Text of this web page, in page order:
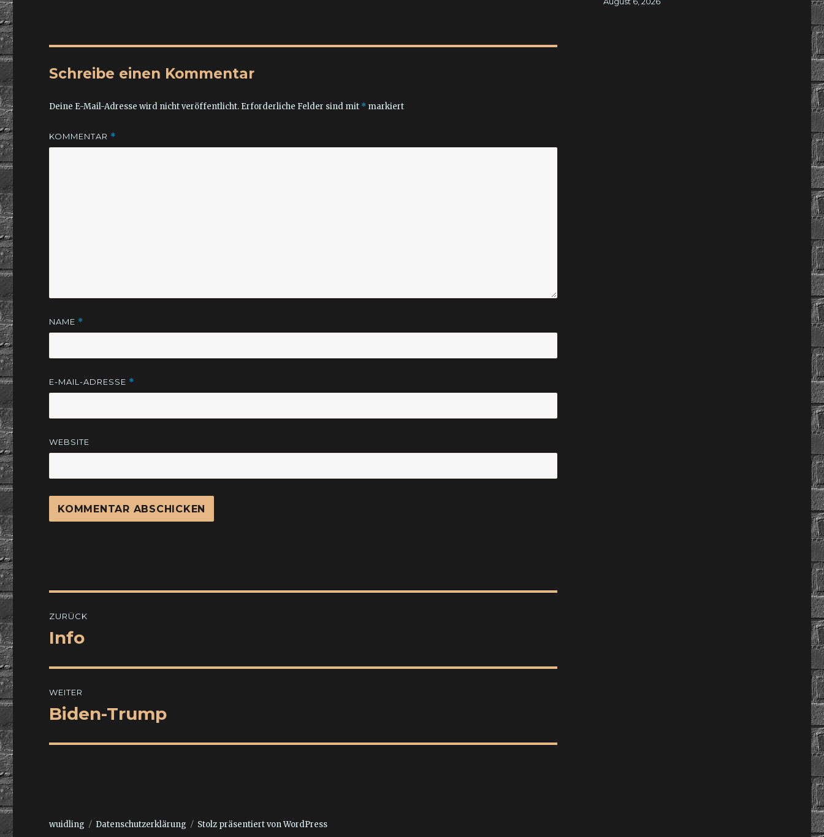
Schreibe einen Kommentar
Deine E-Mail-Adresse wird nicht veröffentlicht. Erforderliche Felder sind mit * markiert
KOMMENTAR *
NAME *
E-MAIL-ADRESSE *
WEBSITE
ZURÜCK
Vorheriger
Info
WEITER
Nächster
Biden-Trump
wuidling Datenschutzerklärung Stolz präsentiert von WordPress